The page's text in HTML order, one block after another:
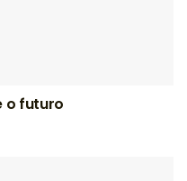
o futuro